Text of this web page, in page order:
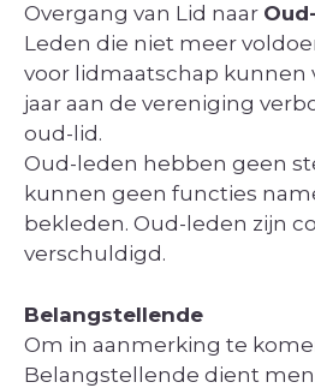
Overgang van Lid naar
Leden die niet meer
voor lidmaatschap kunnen
jaar aan de vereniging
oud-lid.
Oud-leden hebben geen
kunnen geen functies
bekleden. Oud-leden zijn
verschuldigd.
Belangstellende
Om in aanmerking te
Belangstellende dient